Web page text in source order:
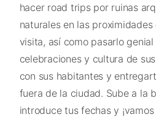
hacer road trips por ruinas
naturales en las
visita, así como pasarlo
celebraciones y cultura de
con sus habitantes y
fuera de la ciudad. Sube a la
introduce tus fechas y